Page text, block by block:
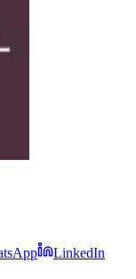
LinkedIn